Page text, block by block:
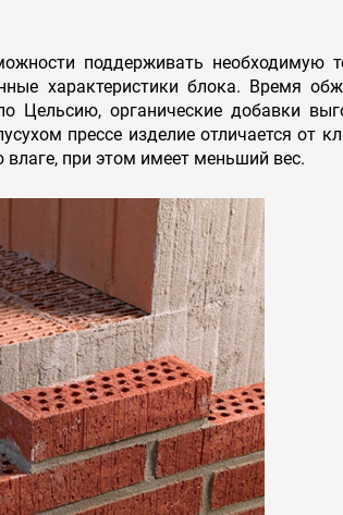
поддерживать необходимую
характеристики блока. Время
Цельсию, органические добавки
прессе изделие отличается от
при этом имеет меньший вес.